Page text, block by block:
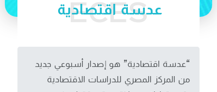
عدسة اقتصادية
“عدسة اقتصادية” هو إصدار أسبوعي جديد
من المركز المصري للدراسات الاقتصادية